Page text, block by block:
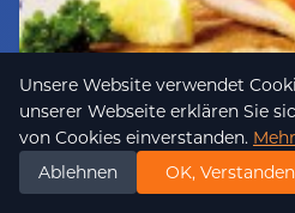
Unsere Website verwendet
unserer Webseite erklären Sie
von Cookies einverstanden.
Ablehnen
OK, Verstanden